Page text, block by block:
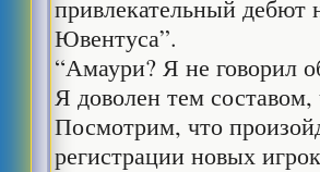
привлекательный дебют
Ювентуса”.
“Амаури? Я не говорил
Я доволен тем
Посмотрим, что
регистрации новых